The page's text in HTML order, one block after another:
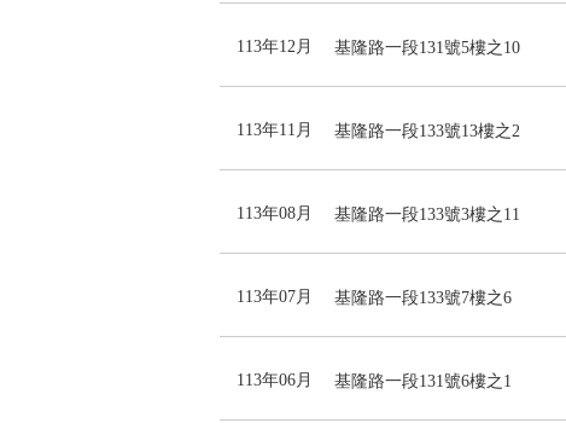
113年12月 基隆路一段131號5樓之10
113年11月 基隆路一段133號13樓之2
113年08月 基隆路一段133號3樓之11
113年07月 基隆路一段133號7樓之6
113年06月 基隆路一段131號6樓之1